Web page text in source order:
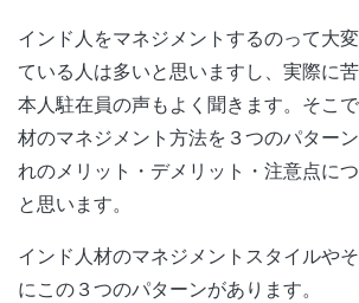
インド人をマネジメントするのって大
ている人は多いと思いますし、実際に
本人駐在員の声もよく聞きます。そこ
材のマネジメント方法を３つのパター
れのメリット・デメリット・注意点に
と思います。
インド人材のマネジメントスタイルや
にこの３つのパターンがあります。